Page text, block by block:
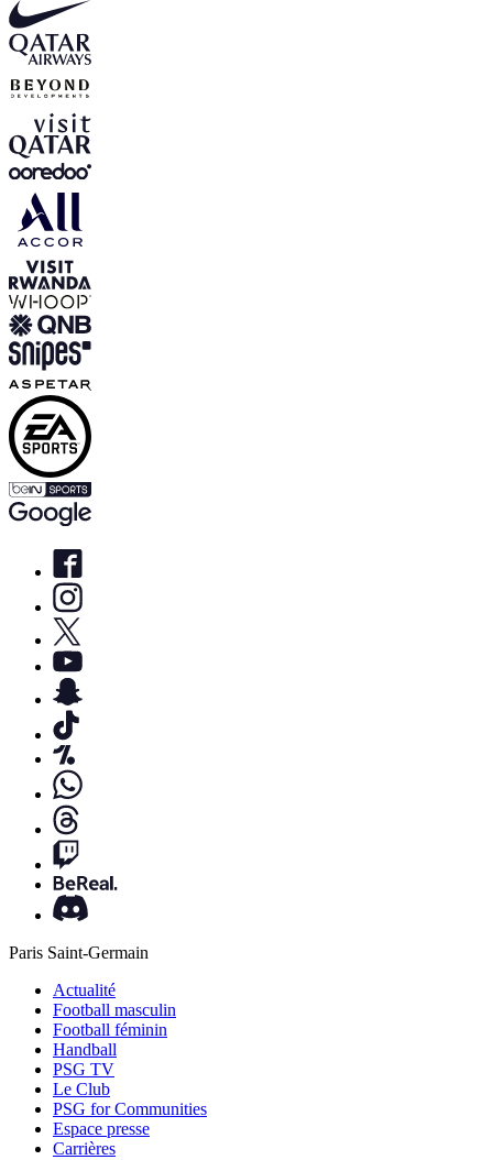
Paris Saint-Germain
Actualité
Football masculin
Football féminin
Handball
PSG TV
Le Club
PSG for Communities
Espace presse
Carrières